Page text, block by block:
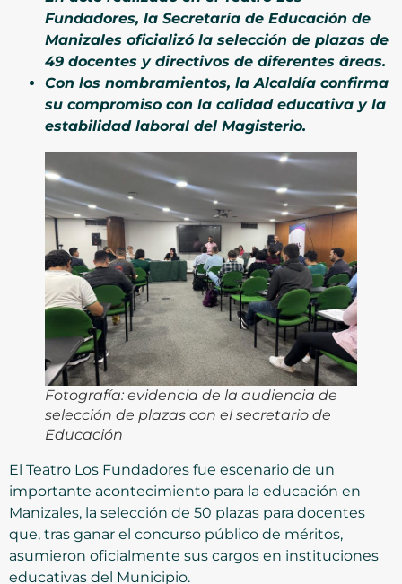
Fundadores, la Secretaría de Educación de
Manizales oficializó la selección de plazas de
49 docentes y directivos de diferentes áreas.
Con los nombramientos, la Alcaldía confirma
su compromiso con la calidad educativa y la
estabilidad laboral del Magisterio.
Fotografía: evidencia de la audiencia de
selección de plazas con el secretario de
Educación
El Teatro Los Fundadores fue escenario de un
importante acontecimiento para la educación en
Manizales, la selección de 50 plazas para docentes
que, tras ganar el concurso público de méritos,
asumieron oficialmente sus cargos en instituciones
educativas del Municipio.